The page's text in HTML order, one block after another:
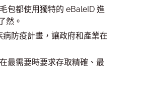
包都使用獨特的 eBaleID 進
然。
防疫計畫，讓政府和產業在
最需要時要求存取精確、最